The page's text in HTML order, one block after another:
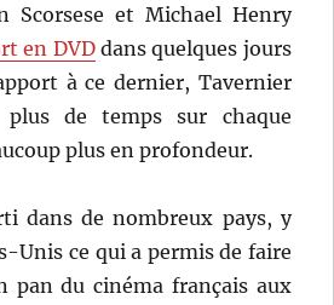
Scorsese et Michael Henry
en DVDdans quelques jours
à ce dernier, Tavernier
plus de temps sur chaque
plus en profondeur.
dans de nombreux pays, y
Unis ce qui a permis de faire
pan du cinéma français aux